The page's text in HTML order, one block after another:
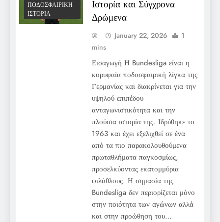
ΠΟΔΟΣΦΑΙΡΙΚΉ
ΙΣΤΟΡΊΑ
Ιστορία και Σύγχρονα
Δρώμενα
January 22, 2026
1
mins
Εισαγωγή Η Bundesliga είναι η
κορυφαία ποδοσφαιρική λίγκα της
Γερμανίας και διακρίνεται για την
υψηλού επιπέδου
ανταγωνιστικότητα και την
πλούσια ιστορία της. Ιδρύθηκε το
1963 και έχει εξελιχθεί σε ένα
από τα πιο παρακολουθούμενα
πρωταθλήματα παγκοσμίως,
προσελκύοντας εκατομμύρια
φιλάθλους. Η σημασία της
Bundesliga δεν περιορίζεται μόνο
στην ποιότητα των αγώνων αλλά
και στην προώθηση του…